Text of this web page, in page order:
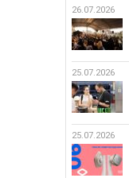
26.07.2026
25.07.2026
25.07.2026